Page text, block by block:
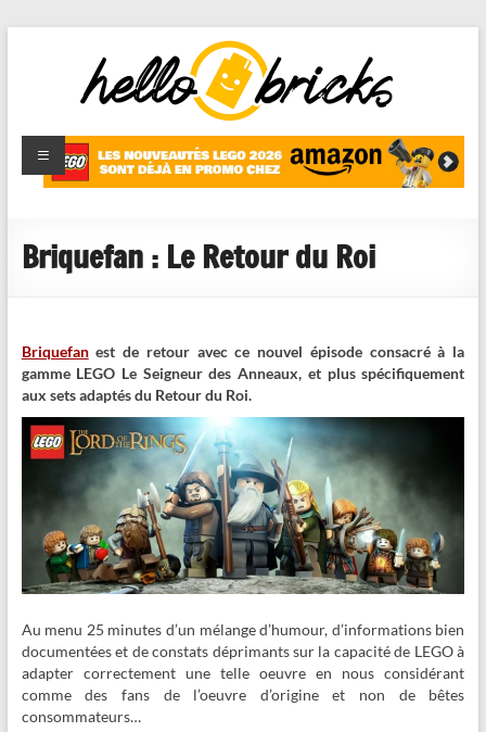
HelloBricks
Blog LEGO,
nouveaut�s
reviews
Briquefan : Le Retour du Roi
Briquefanest de retour avec ce nouvel épisode consacré à la
gamme LEGO Le Seigneur des Anneaux, et plus spécifiquement
aux sets adaptés du Retour du Roi.
Au menu 25 minutes d’un mélange d’humour, d’informations bien
documentées et de constats déprimants sur la capacité de LEGO à
adapter correctement une telle oeuvre en nous considérant
comme des fans de l’oeuvre d’origine et non de bêtes
consommateurs…